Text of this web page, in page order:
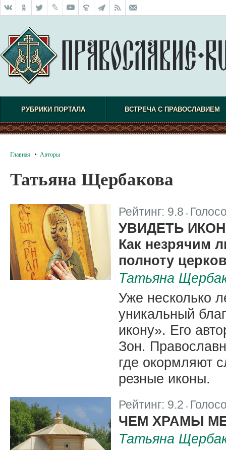
РУБРИКИ ПОРТАЛА ВСТРЕЧА С ПРАВОСЛАВИЕМ
Главная Авторы
Татьяна Щербакова
Рейтинг: 9.8
УВИДЕТЬ
Как незрячим
полноту
Татьяна
Уже несколько
уникальный
икону». Его
Зон.
где окормляют
резные иконы.
Рейтинг: 9.2
ЧЕМ ХРАМЫ
Татьяна